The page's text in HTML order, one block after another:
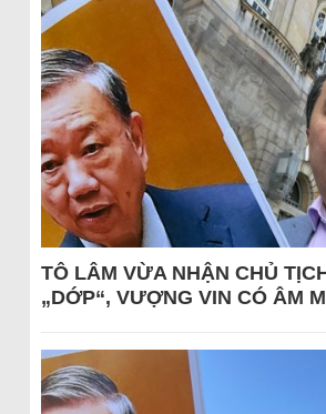
TÔ LÂM VỪA NHẬN CHỦ
„DỚP“, VƯỢNG VIN CÓ ÂM